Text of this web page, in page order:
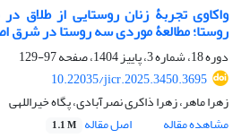
واکاوی تجربۀ زنان روستایی از طلاق
روستا؛ مطالعۀ موردی سه روستا در شرق
دوره 18، شماره 3، پاییز 1404، صفحه
97-129
10.22035/jicr.2025.3450.3695
زهرا ماهر، زهرا ذاکری نصرآبادی، پگاه خیراللهی
مشاهده مقاله
اصل مقاله 1.1 M